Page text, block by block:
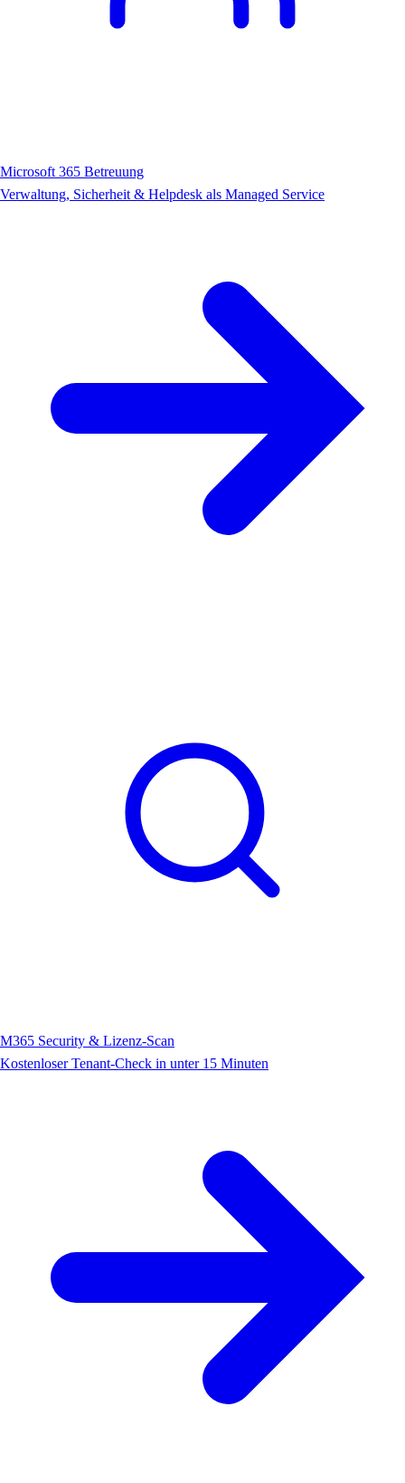
Microsoft 365 Betreuung
Verwaltung, Sicherheit & Helpdesk als Managed Service
M365 Security & Lizenz-Scan
Kostenloser Tenant-Check in unter 15 Minuten